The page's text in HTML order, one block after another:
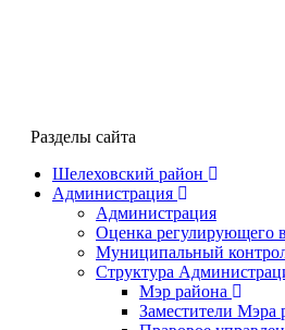
Разделы сайта
Шелеховский район
Администрация
Администрация
Оценка регулирующего
Муниципальный
Структура
Мэр района
Заместители Мэра